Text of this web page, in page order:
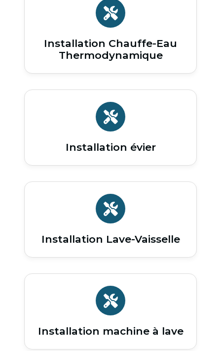
Installation Chauffe-Eau
Thermodynamique
Installation évier
Installation Lave-Vaisselle
Installation machine à lave